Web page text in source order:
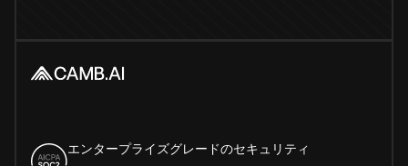
エンタープライズグレードのセキュリティ